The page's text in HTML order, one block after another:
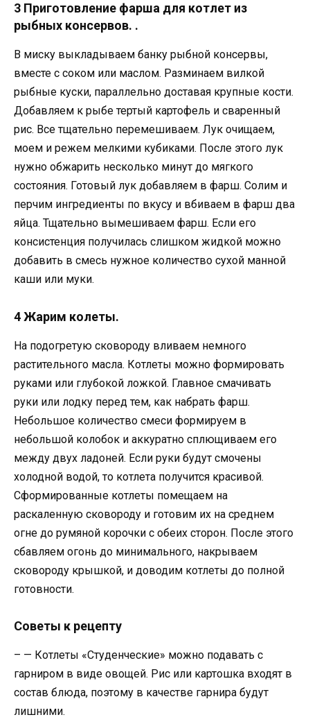
3 Приготовление фарша для котлет из
рыбных консервов. .
В миску выкладываем банку рыбной консервы,
вместе с соком или маслом. Разминаем вилкой
рыбные куски, параллельно доставая крупные кости.
Добавляем к рыбе тертый картофель и сваренный
рис. Все тщательно перемешиваем. Лук очищаем,
моем и режем мелкими кубиками. После этого лук
нужно обжарить несколько минут до мягкого
состояния. Готовый лук добавляем в фарш. Солим и
перчим ингредиенты по вкусу и вбиваем в фарш два
яйца. Тщательно вымешиваем фарш. Если его
консистенция получилась слишком жидкой можно
добавить в смесь нужное количество сухой манной
каши или муки.
4 Жарим колеты.
На подогретую сковороду вливаем немного
растительного масла. Котлеты можно формировать
руками или глубокой ложкой. Главное смачивать
руки или лодку перед тем, как набрать фарш.
Небольшое количество смеси формируем в
небольшой колобок и аккуратно сплющиваем его
между двух ладоней. Если руки будут смочены
холодной водой, то котлета получится красивой.
Сформированные котлеты помещаем на
раскаленную сковороду и готовим их на среднем
огне до румяной корочки с обеих сторон. После этого
сбавляем огонь до минимального, накрываем
сковороду крышкой, и доводим котлеты до полной
готовности.
Советы к рецепту
– — Котлеты «Студенческие» можно подавать с
гарниром в виде овощей. Рис или картошка входят в
состав блюда, поэтому в качестве гарнира будут
лишними.